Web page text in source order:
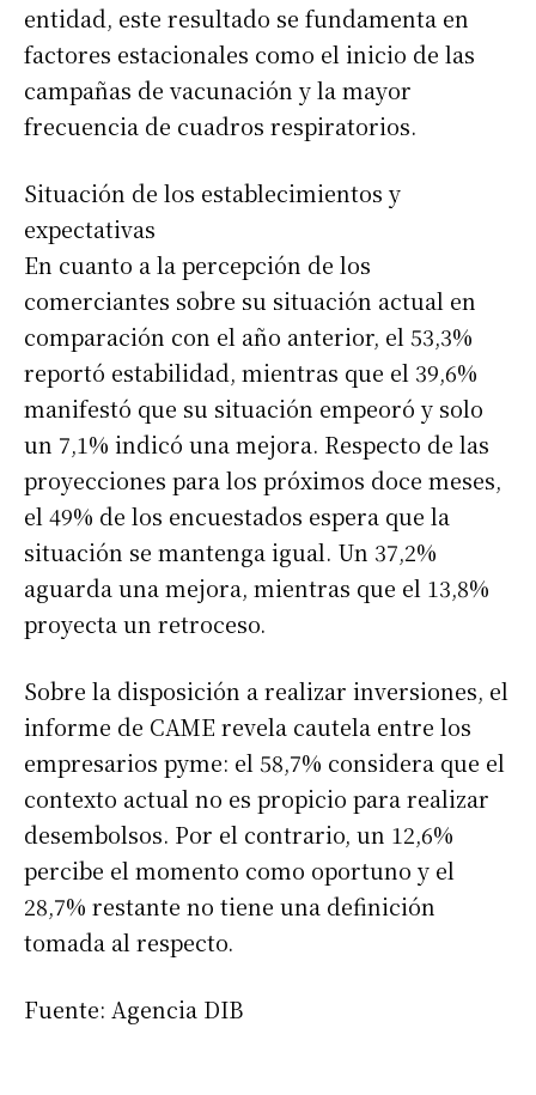
Suscribirme gratis
Dirección de correo electrónico*
Nombre
Número de teléfono
entidad, este resultado se fundamenta en
factores estacionales como el inicio de las
campañas de vacunación y la mayor
frecuencia de cuadros respiratorios.
Situación de los establecimientos y
expectativas
En cuanto a la percepción de los
comerciantes sobre su situación actual en
comparación con el año anterior, el 53,3%
reportó estabilidad, mientras que el 39,6%
manifestó que su situación empeoró y solo
un 7,1% indicó una mejora. Respecto de las
proyecciones para los próximos doce meses,
el 49% de los encuestados espera que la
situación se mantenga igual. Un 37,2%
aguarda una mejora, mientras que el 13,8%
proyecta un retroceso.
Sobre la disposición a realizar inversiones, el
informe de CAME revela cautela entre los
empresarios pyme: el 58,7% considera que el
contexto actual no es propicio para realizar
desembolsos. Por el contrario, un 12,6%
percibe el momento como oportuno y el
28,7% restante no tiene una definición
tomada al respecto.
Fuente: Agencia DIB